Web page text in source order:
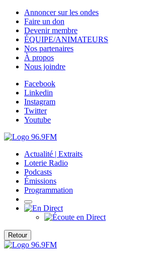
Annoncer sur les ondes
Faire un don
Devenir membre
ÉQUIPE/ANIMATEURS
Nos partenaires
À propos
Nous joindre
Facebook
Linkedin
Instagram
Twitter
Youtube
Actualité | Extraits
Loterie Radio
Podcasts
Émissions
Programmation
Retour